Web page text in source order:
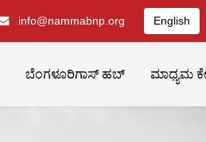
info@nammabnp.org English
ಬೆಂಗಳೂರಿಗಾಸ್ ಹಬ್ ಮಾಧ್ಯಮ